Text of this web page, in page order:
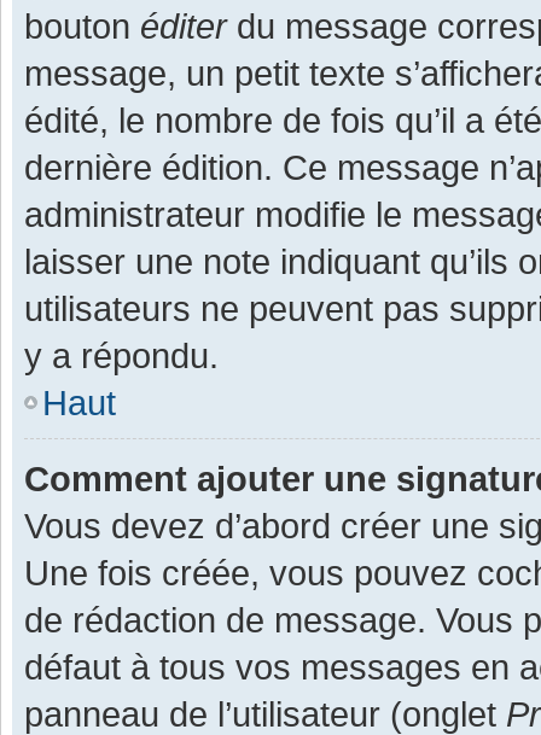
bouton éditerdu message
message, un petit texte
édité, le nombre de fois qu’il a
dernière édition. Ce message
administrateur modifie le
laisser une note indiquant qu’ils
utilisateurs ne peuvent pas
y a répondu.
Haut
Comment ajouter une
Vous devez d’abord créer une
Une fois créée, vous pouvez
de rédaction de message. Vous
défaut à tous vos messages en
panneau de l’utilisateur (onglet